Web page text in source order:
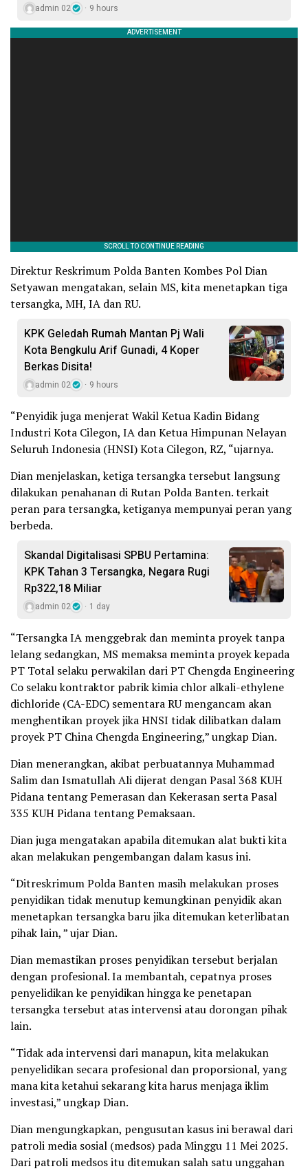
admin 02 9 hours
Direktur Reskrimum Polda Banten Kombes Pol Dian
Setyawan mengatakan, selain MS, kita menetapkan tiga
tersangka, MH, IA dan RU.
KPK Geledah Rumah Mantan Pj Wali
Kota Bengkulu Arif Gunadi, 4 Koper
Berkas Disita!
admin 02 9 hours
“Penyidik juga menjerat Wakil Ketua Kadin Bidang
Industri Kota Cilegon, IA dan Ketua Himpunan Nelayan
Seluruh Indonesia (HNSI) Kota Cilegon, RZ, “ujarnya.
Dian menjelaskan, ketiga tersangka tersebut langsung
dilakukan penahanan di Rutan Polda Banten. terkait
peran para tersangka, ketiganya mempunyai peran yang
berbeda.
Skandal Digitalisasi SPBU Pertamina:
KPK Tahan 3 Tersangka, Negara Rugi
Rp322,18 Miliar
admin 02 1 day
“Tersangka IA menggebrak dan meminta proyek tanpa
lelang sedangkan, MS memaksa meminta proyek kepada
PT Total selaku perwakilan dari PT Chengda Engineering
Co selaku kontraktor pabrik kimia chlor alkali-ethylene
dichloride (CA-EDC) sementara RU mengancam akan
menghentikan proyek jika HNSI tidak dilibatkan dalam
proyek PT China Chengda Engineering,” ungkap Dian.
Dian menerangkan, akibat perbuatannya Muhammad
Salim dan Ismatullah Ali dijerat dengan Pasal 368 KUH
Pidana tentang Pemerasan dan Kekerasan serta Pasal
335 KUH Pidana tentang Pemaksaan.
Dian juga mengatakan apabila ditemukan alat bukti kita
akan melakukan pengembangan dalam kasus ini.
“Ditreskrimum Polda Banten masih melakukan proses
penyidikan tidak menutup kemungkinan penyidik akan
menetapkan tersangka baru jika ditemukan keterlibatan
pihak lain, ” ujar Dian.
Dian memastikan proses penyidikan tersebut berjalan
dengan profesional. Ia membantah, cepatnya proses
penyelidikan ke penyidikan hingga ke penetapan
tersangka tersebut atas intervensi atau dorongan pihak
lain.
“Tidak ada intervensi dari manapun, kita melakukan
penyelidikan secara profesional dan proporsional, yang
mana kita ketahui sekarang kita harus menjaga iklim
investasi,” ungkap Dian.
Dian mengungkapkan, pengusutan kasus ini berawal dari
patroli media sosial (medsos) pada Minggu 11 Mei 2025.
Dari patroli medsos itu ditemukan salah satu unggahan